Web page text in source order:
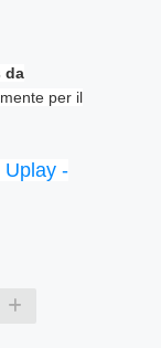
da
per il
Uplay -